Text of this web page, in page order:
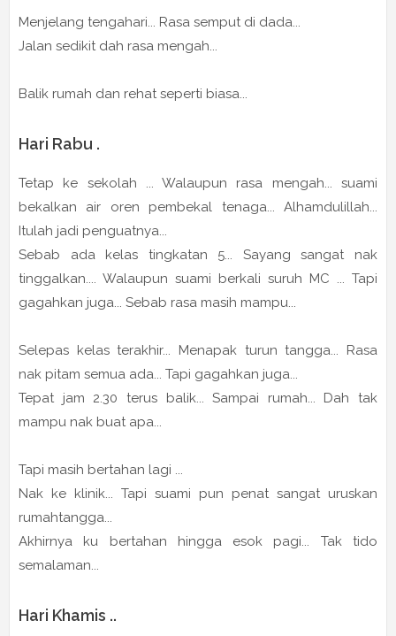
Menjelang tengahari... Rasa semput di dada...
Jalan sedikit dah rasa mengah...
Balik rumah dan rehat seperti biasa...
Hari Rabu .
Tetap ke sekolah ... Walaupun rasa mengah... suami
bekalkan air oren pembekal tenaga... Alhamdulillah...
Itulah jadi penguatnya...
Sebab ada kelas tingkatan 5... Sayang sangat nak
tinggalkan.... Walaupun suami berkali suruh MC ... Tapi
gagahkan juga... Sebab rasa masih mampu...
Selepas kelas terakhir... Menapak turun tangga... Rasa
nak pitam semua ada... Tapi gagahkan juga...
Tepat jam 2.30 terus balik... Sampai rumah... Dah tak
mampu nak buat apa...
Tapi masih bertahan lagi ...
Nak ke klinik... Tapi suami pun penat sangat uruskan
rumahtangga...
Akhirnya ku bertahan hingga esok pagi... Tak tido
semalaman...
Hari Khamis ..